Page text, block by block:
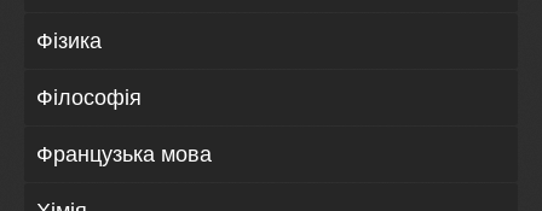
Фізика
Філософія
Французька мова